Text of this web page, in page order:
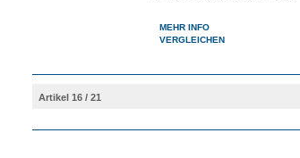
MEHR INFO
VERGLEICHEN
Artikel 16 / 21